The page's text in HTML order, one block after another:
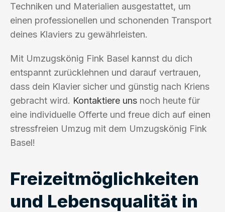
Techniken und Materialien ausgestattet, um
einen professionellen und schonenden Transport
deines Klaviers zu gewährleisten.
Mit Umzugskönig Fink Basel kannst du dich
entspannt zurücklehnen und darauf vertrauen,
dass dein Klavier sicher und günstig nach Kriens
gebracht wird. Kontaktiere uns noch heute für
eine individuelle Offerte und freue dich auf einen
stressfreien Umzug mit dem Umzugskönig Fink
Basel!
Freizeitmöglichkeiten
und Lebensqualität in